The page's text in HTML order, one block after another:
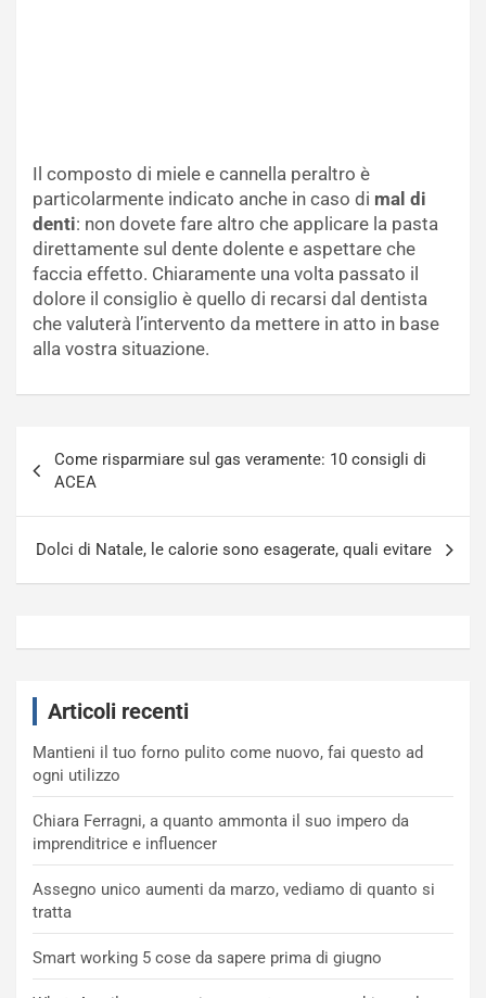
Il composto di miele e cannella peraltro è
particolarmente indicato anche in caso di mal di
denti: non dovete fare altro che applicare la pasta
direttamente sul dente dolente e aspettare che
faccia effetto. Chiaramente una volta passato il
dolore il consiglio è quello di recarsi dal dentista
che valuterà l’intervento da mettere in atto in base
alla vostra situazione.
articoli
Come risparmiare sul gas veramente: 10 consigli di
ACEA
Dolci di Natale, le calorie sono esagerate, quali evitare
Articoli recenti
Mantieni il tuo forno pulito come nuovo, fai questo ad
ogni utilizzo
Chiara Ferragni, a quanto ammonta il suo impero da
imprenditrice e influencer
Assegno unico aumenti da marzo, vediamo di quanto si
tratta
Smart working 5 cose da sapere prima di giugno